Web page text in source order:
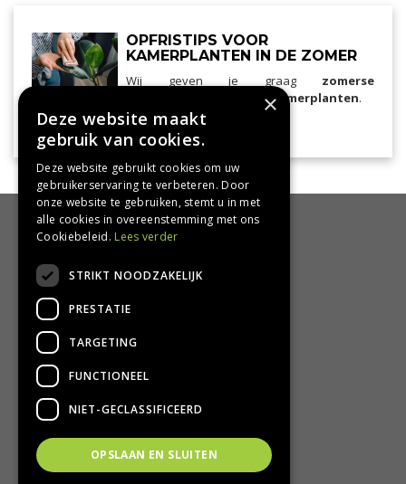
kamerplanten
OPFRISTIPS VOOR
KAMERPLANTEN IN DE ZOMER
Wij geven je graag zomerse
verzorgingstips voor je kamerplanten.
Lees meer...
HANDIG
Bezorgen en afhalen
Retourbeleid
Algemene voorwaarden
Privacy Policy
Privacy statement
CONTACT
Groencentrum Hoogeveen
Nijstad 11
×
Deze website maakt
gebruik van cookies.
Deze website gebruikt cookies om uw
gebruikerservaring te verbeteren. Door
onze website te gebruiken, stemt u in met
alle cookies in overeenstemming met ons
Cookiebeleid. Lees verder
STRIKT NOODZAKELIJK
PRESTATIE
TARGETING
FUNCTIONEEL
NIET-GECLASSIFICEERD
OPSLAAN EN SLUITEN